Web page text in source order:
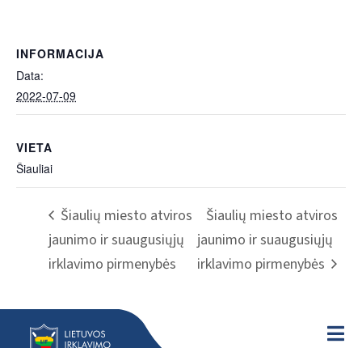
INFORMACIJA
Data:
2022-07-09
VIETA
Šiauliai
Šiaulių miesto atviros
jaunimo ir suaugusiųjų
irklavimo pirmenybės
Šiaulių miesto atviros
jaunimo ir suaugusiųjų
irklavimo pirmenybės